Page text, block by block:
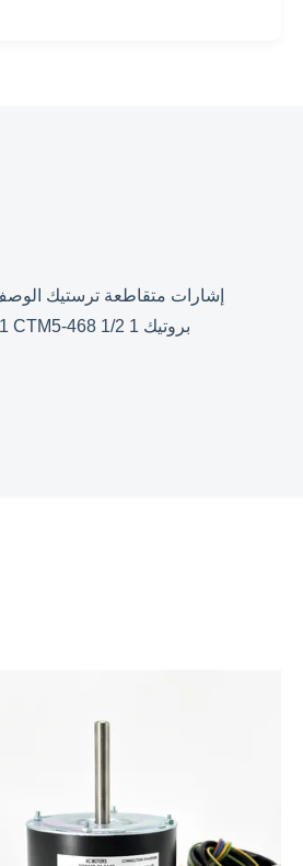
بروتيك CTM5-465 1/3 1/4 1/5 1/6 HP 208-230V 1075/2 RPM FE6000 D2827 3465 5462 WG840465 S1-FHM3465 10465 01-0695 51-23053-21 CTM5-468 1/2 1...